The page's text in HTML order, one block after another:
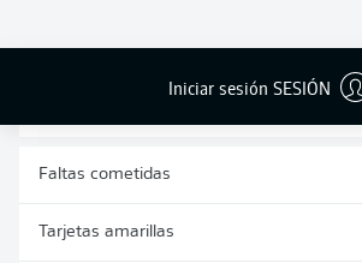
Iniciar sesión SESIÓN
DIVIDIDOS
0
AÉREOS
0
Faltas cometidas
Tarjetas amarillas